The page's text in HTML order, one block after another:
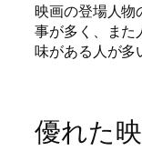
映画の登場人物
事が多く、また
味がある人が多
優れた